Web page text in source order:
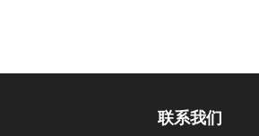
联系我们